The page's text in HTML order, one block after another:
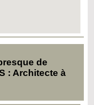
de
: Architecte à